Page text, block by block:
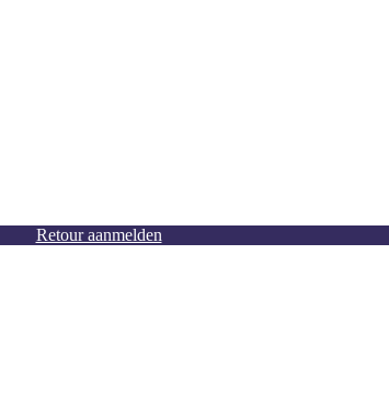
Retour aanmelden